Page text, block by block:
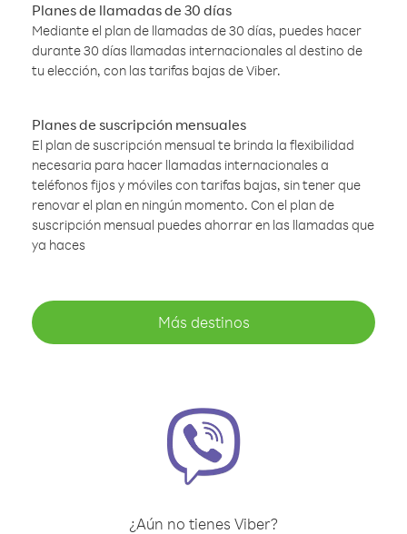
Planes de llamadas de 30 días
Mediante el plan de llamadas de 30 días, puedes hacer
durante 30 días llamadas internacionales al destino de
tu elección, con las tarifas bajas de Viber.
Planes de suscripción mensuales
El plan de suscripción mensual te brinda la flexibilidad
necesaria para hacer llamadas internacionales a
teléfonos fijos y móviles con tarifas bajas, sin tener que
renovar el plan en ningún momento. Con el plan de
suscripción mensual puedes ahorrar en las llamadas que
ya haces
Más destinos
¿Aún no tienes Viber?